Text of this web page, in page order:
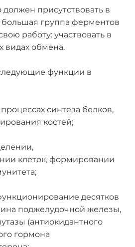
присутствовать в
группа ферментов
работу: участвовать в
видах обмена.
функции в
синтеза белков,
костей;
клеток, формировании
десятков
поджелудочной железы,
(антиокидантного
гормона